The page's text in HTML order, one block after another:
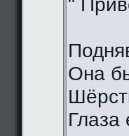
"
Она
Глаза